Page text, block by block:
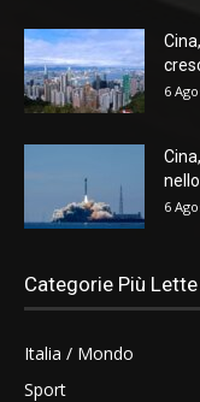
6
6
Categorie Più Lette
Italia / Mondo
Sport